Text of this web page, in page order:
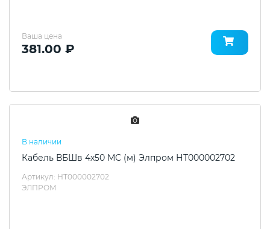
Ваша цена
381.00 ₽
В наличии
Кабель ВБШв 4х50 МС (м) Элпром НТ000002702
Артикул: НТ000002702
ЭЛПРОМ